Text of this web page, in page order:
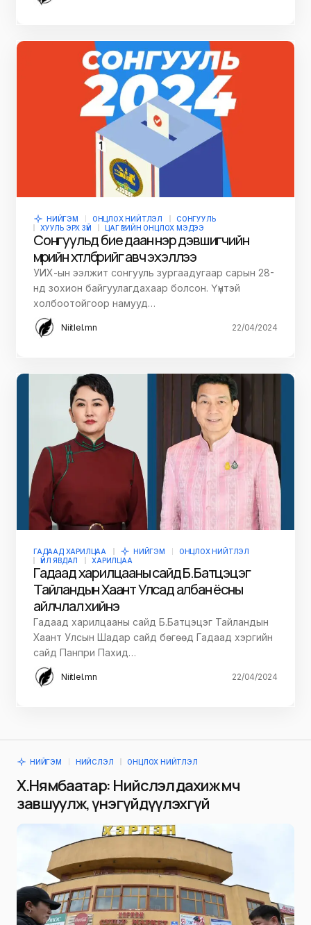
НИЙГЭМ ОНЦЛОХ НИЙТЛЭЛ
СОНГУУЛЬ
ХУУЛЬ ЭРХ ЗҮЙ
ЦАГ ҮЕИЙН ОНЦЛОХ МЭДЭЭ
Сонгуульд бие даан нэр дэвшигчийн
мөрийн хөтөлбөрийг авч эхэллээ
УИХ-ын ээлжит сонгууль зургаадугаар сарын 28-
нд зохион байгуулагдахаар болсон. Үүнтэй
холбоотойгоор намууд…
Niitlel.mn 22/04/2024
ГАДААД ХАРИЛЦАА НИЙГЭМ
ОНЦЛОХ НИЙТЛЭЛ
ҮЙЛ ЯВДАЛ
ХАРИЛЦАА
Гадаад харилцааны сайд Б.Батцэцэг
Тайландын Хаант Улсад албан ёсны
айлчлал хийнэ
Гадаад харилцааны сайд Б.Батцэцэг Тайландын
Хаант Улсын Шадар сайд бөгөөд Гадаад хэргийн
сайд Панпри Пахид…
Niitlel.mn 22/04/2024
НИЙГЭМ НИЙСЛЭЛ ОНЦЛОХ НИЙТЛЭЛ
Х.Нямбаатар: Нийслэл дахиж өмчөө
завшуулж, үнэгүйдүүлэхгүй